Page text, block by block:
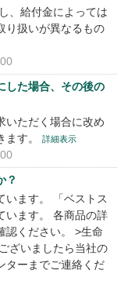
、給付金によっては
り扱いが異なるもの
した場合、その後の
いただく場合に改め
ます。
詳細表示
？
います。 「ベストス
います。 各商品の詳
認ください。 >生命
ざいましたら当社の
ターまでご連絡くだ